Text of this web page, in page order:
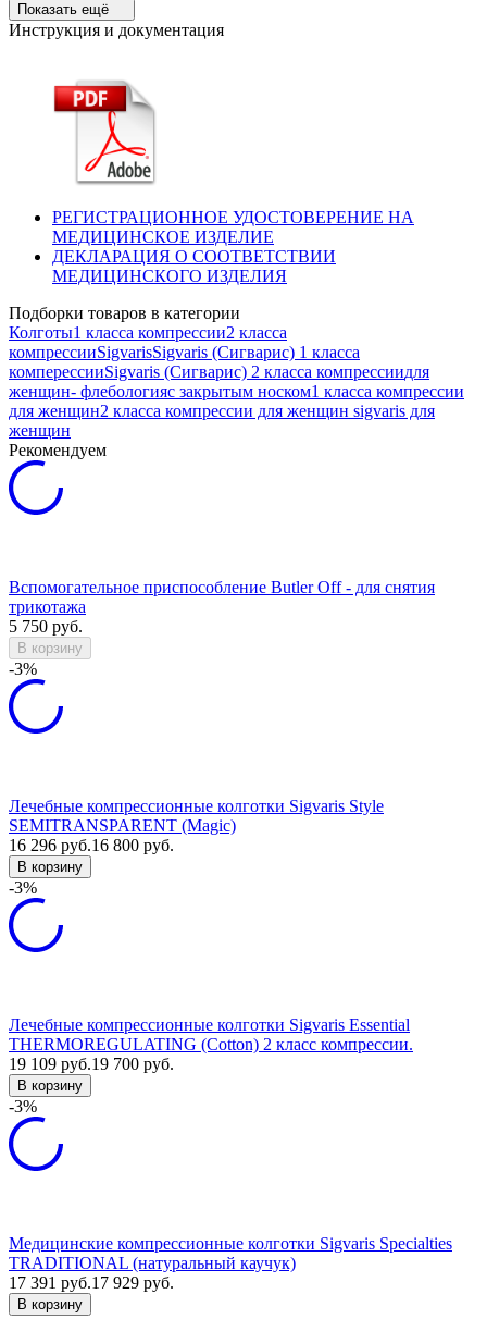
Показать ещё
Инструкция и документация
РЕГИСТРАЦИОННОЕ УДОСТОВЕРЕНИЕ НА
МЕДИЦИНСКОЕ ИЗДЕЛИЕ
ДЕКЛАРАЦИЯ О СООТВЕТСТВИИ
МЕДИЦИНСКОГО ИЗДЕЛИЯ
Подборки товаров в категории
Колготы1 класса компрессии2 класса
компрессииSigvarisSigvaris (Сигварис) 1 класса
комперессииSigvaris (Сигварис) 2 класса компрессиидля
женщин- флебологияс закрытым носком1 класса компрессии
для женщин2 класса компрессии для женщин sigvaris для
женщин
Рекомендуем
Вспомогательное приспособление Butler Off - для снятия
трикотажа
5 750 руб.
В корзину
-3%
Лечебные компрессионные колготки Sigvaris Style
SEMITRANSPARENT (Magic)
16 296 руб.16 800 руб.
В корзину
-3%
Лечебные компрессионные колготки Sigvaris Essential
THERMOREGULATING (Cotton) 2 класс компрессии.
19 109 руб.19 700 руб.
В корзину
-3%
Медицинские компрессионные колготки Sigvaris Specialties
TRADITIONAL (натуральный каучук)
17 391 руб.17 929 руб.
В корзину